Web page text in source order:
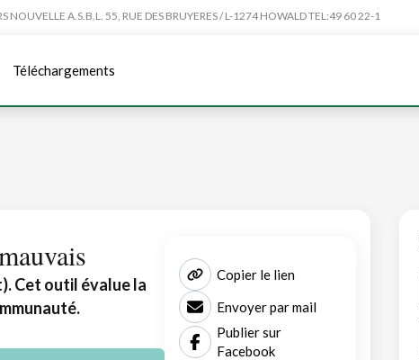
A.S.B.L. 55, RUE DES BRUYERES / L-1274 HOWALD TEL:49 60 22-1
Téléchargements
Cet outil évalue la
Copier le lien
Envoyer par mail
Publier sur
Facebook